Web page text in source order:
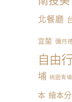
北餐廳
宜蘭 彌月
自由
埔 桃園青
本 繪本